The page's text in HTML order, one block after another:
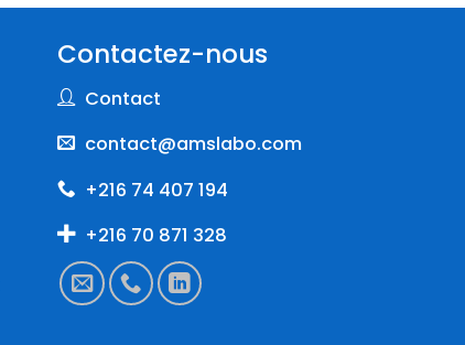
Contactez-nous
Contact
contact@amslabo.com
+216 74 407 194
+216 70 871 328